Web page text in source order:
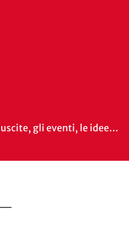
gli eventi, le idee…